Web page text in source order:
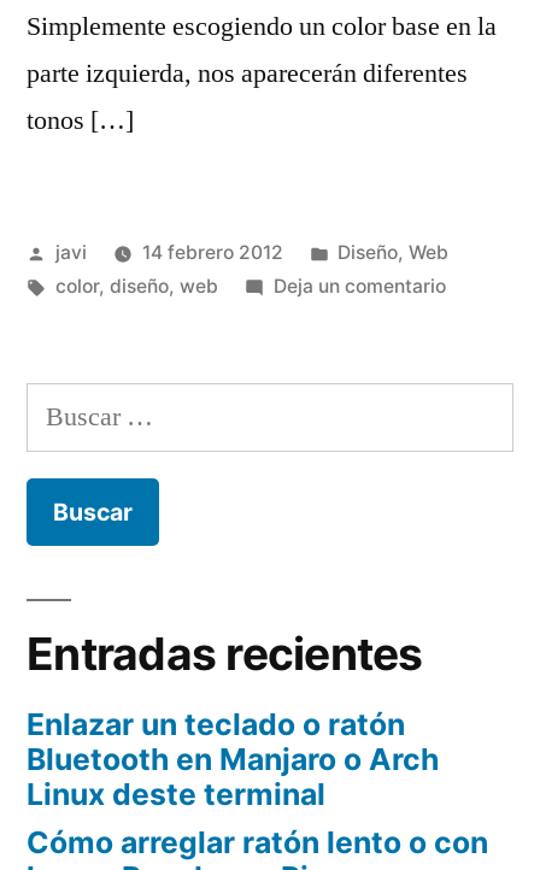
Simplemente escogiendo un color base en la
parte izquierda, nos aparecerán diferentes
tonos […]
Publicado
por
javi 14 febrero 2012
Publicado
en
Diseño,Web
Etiquetas:
color, diseño, web Deja un comentarioen
Esquema
colores
Buscar:
Entradas recientes
Enlazar un teclado o ratón
Bluetooth en Manjaro o Arch
Linux deste terminal
Cómo arreglar ratón lento o con